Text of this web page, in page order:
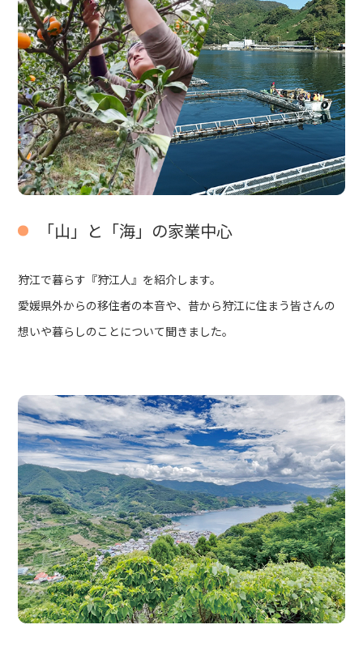
「山」と「海」の家業中心
狩江で暮らす『狩江人』を紹介します。
愛媛県外からの移住者の本音や、昔から狩江に住まう皆さんの
想いや暮らしのことについて聞きました。